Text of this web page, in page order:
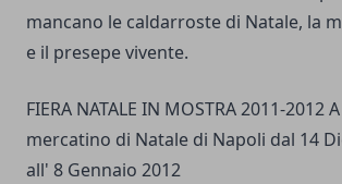
mancano le caldarroste di Natale, la
e il presepe vivente.
FIERA NATALE IN MOSTRA 2011-2012
mercatino di Natale di Napoli dal 14
all' 8 Gennaio 2012